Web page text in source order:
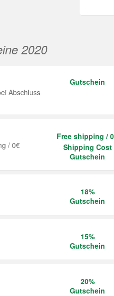
2020
Abschluss
Gutschein
/ 0€
Free shipping /
Shipping Cost
Gutschein
18%
Gutschein
15%
Gutschein
20%
Gutschein